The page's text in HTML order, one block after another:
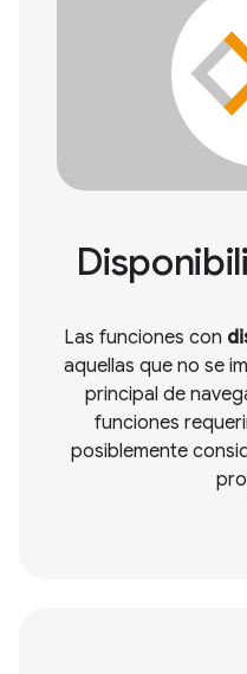
Las funciones con
aquellas que no se
principal de
funciones
posiblemente